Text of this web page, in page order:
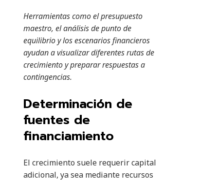
Herramientas como el presupuesto
maestro, el análisis de punto de
equilibrio y los escenarios financieros
ayudan a visualizar diferentes rutas de
crecimiento y preparar respuestas a
contingencias.
Determinación de
fuentes de
financiamiento
El crecimiento suele requerir capital
adicional, ya sea mediante recursos